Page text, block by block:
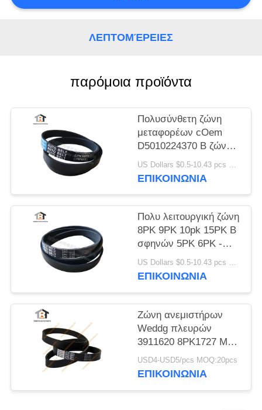
ΠΕΡΙΠΤΏΣΕΙΣ
ΛΕΠΤΟΜΈΡΕΙΕΣ
παρόμοια προϊόντα
Πολυσύνθετη ζώνη
μεταφορέων cOem
D5010224370 Β ζώνη
5pk1071
US Dollars $0.5-10.43 pcs MOQ:50 κομμάτια
ΕΠΙΚΟΙΝΩΝΙΑ
Πολυ λειτουργική ζώνη
8PK 9PK 10pk 15PK Β
σφηνών 5PK 6PK -
ζώνη
US Dollars $0.5-10.43 pcs MOQ:50 κομμάτια
ΕΠΙΚΟΙΝΩΝΙΑ
Ζώνη ανεμιστήρων
Weddg πλευρών
3911620 8PK1727 Muti
για την β-ζώνη 8PK
μηχανών της Cummins
USD4-USD5/pcs MOQ:20pcs
ΕΠΙΚΟΙΝΩΝΙΑ